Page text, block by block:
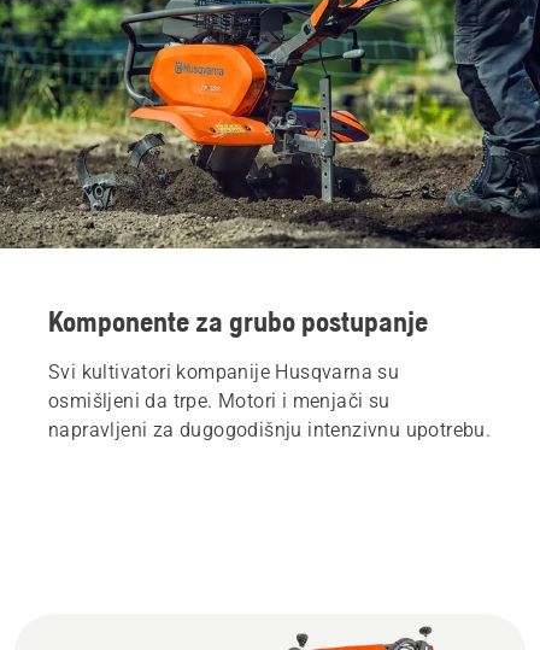
Komponente za grubo postupanje
Svi kultivatori kompanije Husqvarna su
osmišljeni da trpe. Motori i menjači su
napravljeni za dugogodišnju intenzivnu upotrebu.